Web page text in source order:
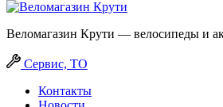
Веломагазин Крути — велосипеды и
Сервис, ТО
Контакты